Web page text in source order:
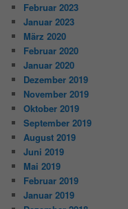
Februar 2023
Januar 2023
März 2020
Februar 2020
Januar 2020
Dezember 2019
November 2019
Oktober 2019
September 2019
August 2019
Juni 2019
Mai 2019
Februar 2019
Januar 2019